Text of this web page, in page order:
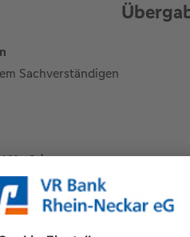
Sachverständigen
MwSt)